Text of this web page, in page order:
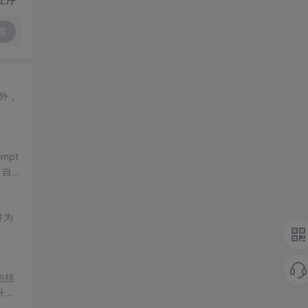
，
我
为
括
级